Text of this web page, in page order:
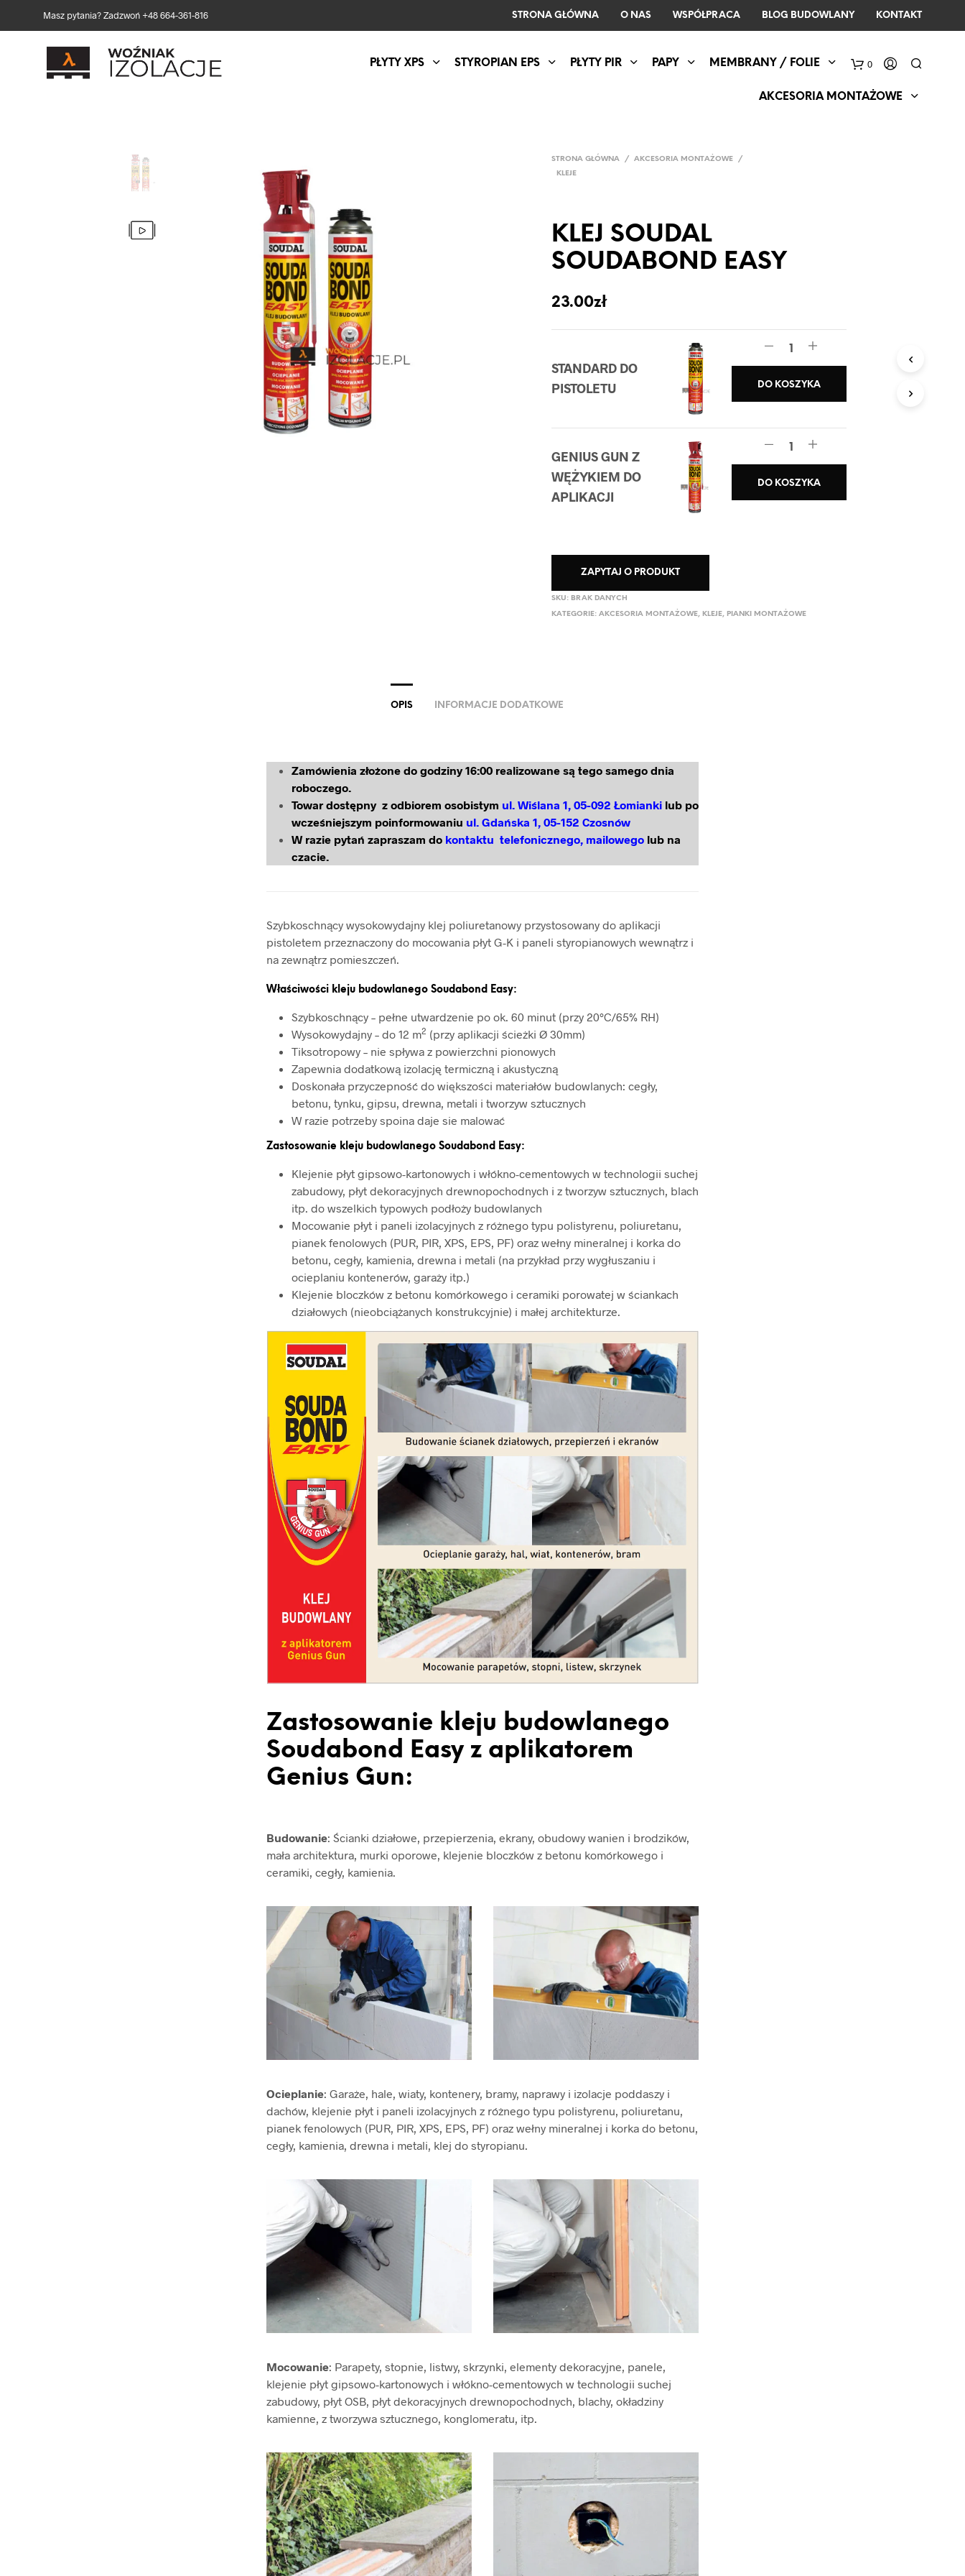
Masz pytania? Zadzwoń +48 664-361-816 STRONA GŁÓWNA O NAS WSPÓŁPRACA BLOG BUDOWLANY KONTAKT
0
PŁYTY XPS STYROPIAN EPS PŁYTY PIR PAPY MEMBRANY / FOLIE
AKCESORIA MONTAŻOWE
STRONA GŁÓWNA / AKCESORIA MONTAŻOWE
/
KLEJE
KLEJ SOUDAL
SOUDABOND EASY
23.00zł
STANDARD DO
PISTOLETU
DO KOSZYKA
GENIUS GUN Z
WĘŻYKIEM DO
APLIKACJI
DO KOSZYKA
ZAPYTAJ O PRODUKT
SKU: BRAK DANYCH
KATEGORIE:AKCESORIA MONTAŻOWE, KLEJE, PIANKI MONTAŻOWE
OPIS INFORMACJE DODATKOWE
Zamówienia złożone do godziny 16:00 realizowane są tego samego dnia
roboczego.
Towar dostępny z odbiorem osobistym ul. Wiślana 1, 05-092 Łomianki lub po
wcześniejszym poinformowaniu ul. Gdańska 1, 05-152 Czosnów
W razie pytań zapraszam do kontaktu telefonicznego, mailowego lub na
czacie.
Szybkoschnący wysokowydajny klej poliuretanowy przystosowany do aplikacji
pistoletem przeznaczony do mocowania płyt G-K i paneli styropianowych wewnątrz i
na zewnątrz pomieszczeń.
Właściwości kleju budowlanego Soudabond Easy:
Szybkoschnący – pełne utwardzenie po ok. 60 minut (przy 20°C/65% RH)
Wysokowydajny – do 12 m2 (przy aplikacji ścieżki Ø 30mm)
Tiksotropowy – nie spływa z powierzchni pionowych
Zapewnia dodatkową izolację termiczną i akustyczną
Doskonała przyczepność do większości materiałów budowlanych: cegły,
betonu, tynku, gipsu, drewna, metali i tworzyw sztucznych
W razie potrzeby spoina daje sie malować
Zastosowanie kleju budowlanego Soudabond Easy:
Klejenie płyt gipsowo-kartonowych i włókno-cementowych w technologii suchej
zabudowy, płyt dekoracyjnych drewnopochodnych i z tworzyw sztucznych, blach
itp. do wszelkich typowych podłoży budowlanych
Mocowanie płyt i paneli izolacyjnych z różnego typu polistyrenu, poliuretanu,
pianek fenolowych (PUR, PIR, XPS, EPS, PF) oraz wełny mineralnej i korka do
betonu, cegły, kamienia, drewna i metali (na przykład przy wygłuszaniu i
ocieplaniu kontenerów, garaży itp.)
Klejenie bloczków z betonu komórkowego i ceramiki porowatej w ściankach
działowych (nieobciążanych konstrukcyjnie) i małej architekturze.
Zastosowanie kleju budowlanego
Soudabond Easy z aplikatorem
Genius Gun:
Budowanie: Ścianki działowe, przepierzenia, ekrany, obudowy wanien i brodzików,
mała architektura, murki oporowe, klejenie bloczków z betonu komórkowego i
ceramiki, cegły, kamienia.
Ocieplanie: Garaże, hale, wiaty, kontenery, bramy, naprawy i izolacje poddaszy i
dachów, klejenie płyt i paneli izolacyjnych z różnego typu polistyrenu, poliuretanu,
pianek fenolowych (PUR, PIR, XPS, EPS, PF) oraz wełny mineralnej i korka do betonu,
cegły, kamienia, drewna i metali, klej do styropianu.
Mocowanie: Parapety, stopnie, listwy, skrzynki, elementy dekoracyjne, panele,
klejenie płyt gipsowo-kartonowych i włókno-cementowych w technologii suchej
zabudowy, płyt OSB, płyt dekoracyjnych drewnopochodnych, blachy, okładziny
kamienne, z tworzywa sztucznego, konglomeratu, itp.